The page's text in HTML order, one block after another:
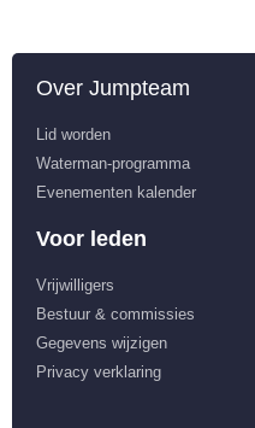
Over Jumpteam
Lid worden
Waterman-programma
Evenementen kalender
Voor leden
Vrijwilligers
Bestuur & commissies
Gegevens wijzigen
Privacy verklaring